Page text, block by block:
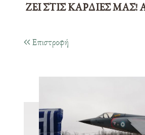
ΖΕΙ ΣΤΙΣ ΚΑΡΔΙΕΣ
Επιστροφή